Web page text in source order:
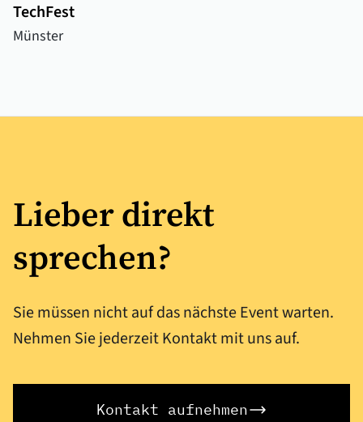
TechFest
Münster
Lieber direkt
sprechen?
Sie müssen nicht auf das nächste Event warten.
Nehmen Sie jederzeit Kontakt mit uns auf.
Kontakt aufnehmen